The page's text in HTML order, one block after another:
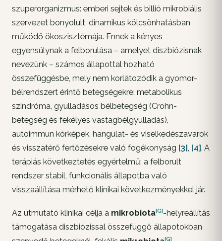
szuperorganizmus: emberi sejtek és billió mikrobiális
szervezet bonyolult, dinamikus kölcsönhatásban
működő ökoszisztémája. Ennek a kényes
egyensúlynak a felborulása – amelyet diszbiózisnak
nevezünk – számos állapottal hozható
összefüggésbe, mely nem korlátozódik a gyomor-
bélrendszert érintő betegségekre: metabolikus
szindróma, gyulladásos bélbetegség (Crohn-
betegség és fekélyes vastagbélgyulladás),
autoimmun kórképek, hangulat- és viselkedészavarok
és visszatérő fertőzésekre való fogékonyság [3] [4]. A
terápiás következtetés egyértelmű: a felborult
rendszer stabil, funkcionális állapotba való
visszaállítása mérhető klinikai következményekkel jár.
Az útmutató klinikai célja a mikrobiota[G]-helyreállítás
támogatása diszbiózissal összefüggő állapotokban
[G]